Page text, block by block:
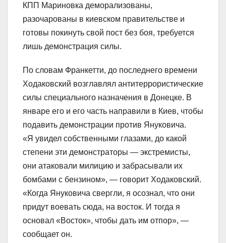
КПП Мариновка деморализованы,
разочарованы в киевском правительстве и
готовы покинуть свой пост без боя, требуется
лишь демонстрация силы.
По словам Франкетти, до последнего времени
Ходаковский возглавлял антитеррористические
силы специального назначения в Донецке. В
январе его и его часть направили в Киев, чтобы
подавить демонстрации против Януковича.
«Я увидел собственными глазами, до какой
степени эти демонстраторы — экстремисты,
они атаковали милицию и забрасывали их
бомбами с бензином», — говорит Ходаковский.
«Когда Януковича свергли, я осознал, что они
придут воевать сюда, на восток. И тогда я
основал «Восток», чтобы дать им отпор», —
сообщает он.